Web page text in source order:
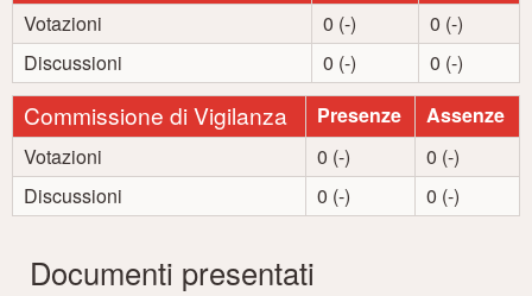
Votazioni 0 (-)
0 (-)
Discussioni
0 (-) 0 (-)
Commissione di Vigilanza Presenze
Assenze
Votazioni
0 (-)
0 (-)
Discussioni
0 (-) 0 (-)
Documenti presentati